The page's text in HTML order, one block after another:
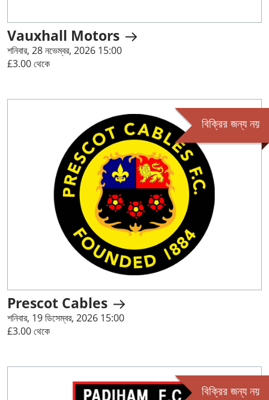
Vauxhall Motors
শনিবার, 28 নভেম্বর, 2026 15:00
£3.00 থেকে
বিক্রির জন্য নয়
Prescot Cables
শনিবার, 19 ডিসেম্বর, 2026 15:00
£3.00 থেকে
বিক্রির জন্য নয়